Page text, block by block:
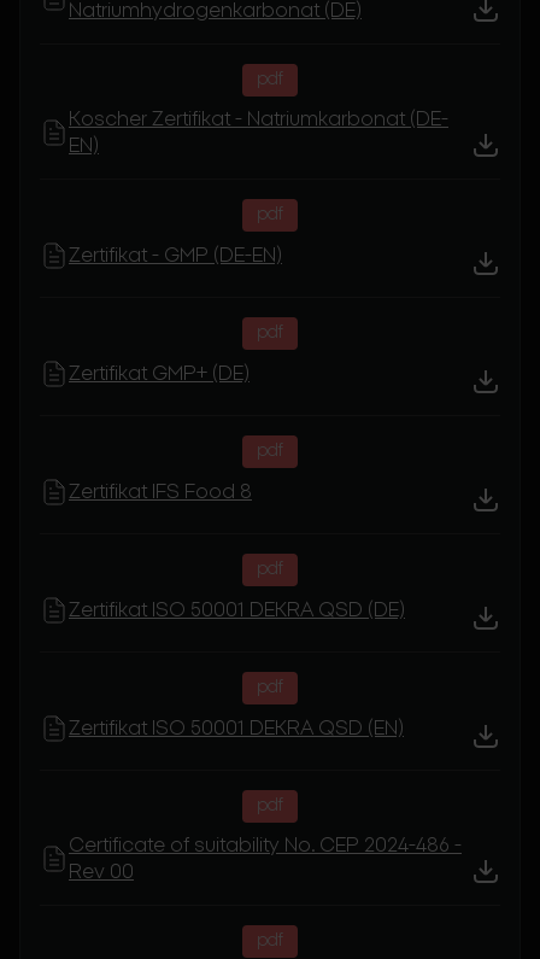
Natriumhydrogenkarbonat (DE)
Koscher Zertifikat - Natriumkarbonat (DE-
EN)
pdf
Zertifikat - GMP (DE-EN)
pdf
Zertifikat GMP+ (DE)
pdf
Zertifikat IFS Food 8
pdf
Zertifikat ISO 50001 DEKRA QSD (DE)
pdf
Zertifikat ISO 50001 DEKRA QSD (EN)
pdf
Certificate of suitability No. CEP 2024-486 -
Rev 00
pdf
pdf